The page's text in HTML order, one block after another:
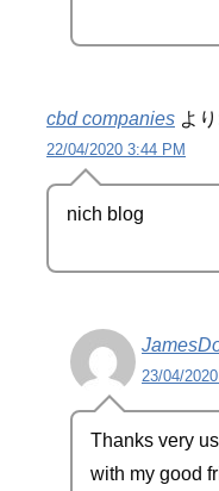
cbd companies よ
22/04/2020 3:44 PM
nich blog
23/04/
Thanks very
with my good